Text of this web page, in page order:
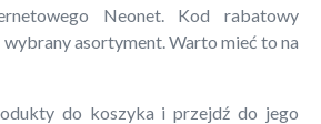
Neonet. Kod rabatowy
asortyment. Warto mieć to na
do koszyka i przejdź do jego